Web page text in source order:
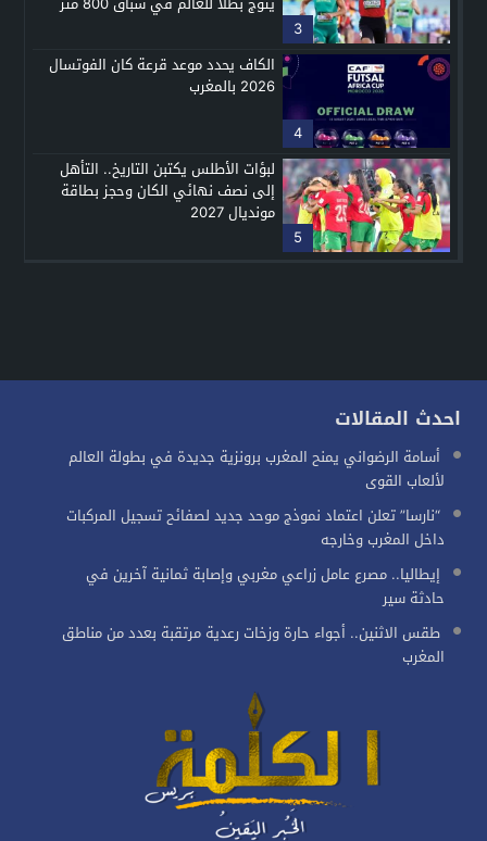
3
4
الكاف يحدد موعد قرعة كان الفوتسال
2026 بالمغرب
5
لبؤات الأطلس يكتبن التاريخ.. التأهل
إلى نصف نهائي الكان وحجز بطاقة
مونديال 2027
احدث المقالات
أسامة الرضواني يمنح المغرب برونزية جديدة في بطولة العالم
لألعاب القوى
“نارسا” تعلن اعتماد نموذج موحد جديد لصفائح تسجيل المركبات
داخل المغرب وخارجه
إيطاليا.. مصرع عامل زراعي مغربي وإصابة ثمانية آخرين في
حادثة سير
طقس الاثنين.. أجواء حارة وزخات رعدية مرتقبة بعدد من مناطق
المغرب